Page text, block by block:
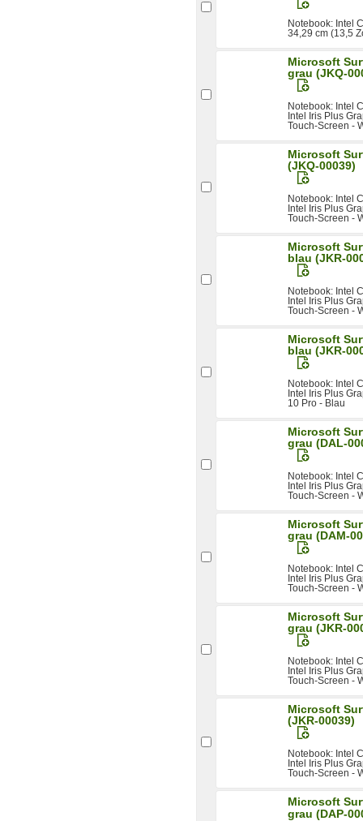
Notebook: Intel
34,29 cm (13,5
Microsoft
grau (JKQ-
Notebook: Intel
Intel Iris Plus
Touch-Screen -
Microsoft
(JKQ-00039)
Notebook: Intel
Intel Iris Plus
Touch-Screen -
Microsoft
blau (JKR-
Notebook: Intel
Intel Iris Plus
Touch-Screen -
Microsoft
blau (JKR-
Notebook: Intel
Intel Iris Plus
10 Pro - Blau
Microsoft
grau (DAL-
Notebook: Intel
Intel Iris Plus
Touch-Screen -
Microsoft
grau (DAM-
Notebook: Intel
Intel Iris Plus
Touch-Screen -
Microsoft
grau (JKR-
Notebook: Intel
Intel Iris Plus
Touch-Screen -
Microsoft
(JKR-00039)
Notebook: Intel
Intel Iris Plus
Touch-Screen -
Microsoft
grau (DAP-